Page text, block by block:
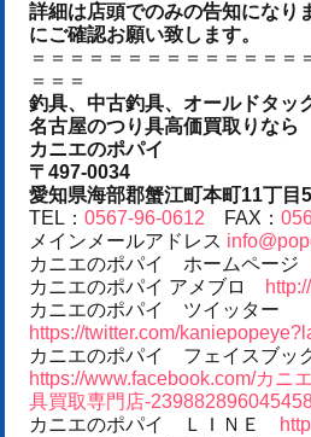
詳細は店頭でのみの告知になり
にご確認お願い致します。
＝＝＝＝＝＝＝＝＝＝＝＝＝＝
＝＝＝
釣具、中古釣具、オールドタッ
名古屋のつり具高価買取りなら
カニエのポパイ
〒497-0034
愛知県海部郡蟹江町本町11丁目
TEL： 0567-96-0612 FAX：
メインメールアドレス
カニエのポパイ ホームページ
カニエのポパイ アメブロ
カニエのポパイ ツイッター
https://twitter.com/
カニエのポパイ フェイスブッ
https://www.facebook.com/カニ
具買取専門店-
カニエのポパイ ＬＩＮＥ